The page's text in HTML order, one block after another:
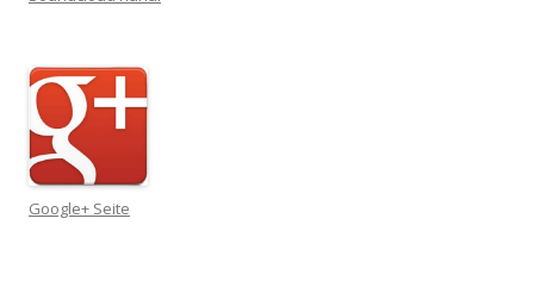
Google+ Seite